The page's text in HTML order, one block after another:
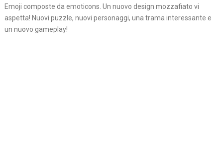
Emoji composte da emoticons. Un nuovo design mozzafiato vi
aspetta! Nuovi puzzle, nuovi personaggi, una trama interessante e
un nuovo gameplay!